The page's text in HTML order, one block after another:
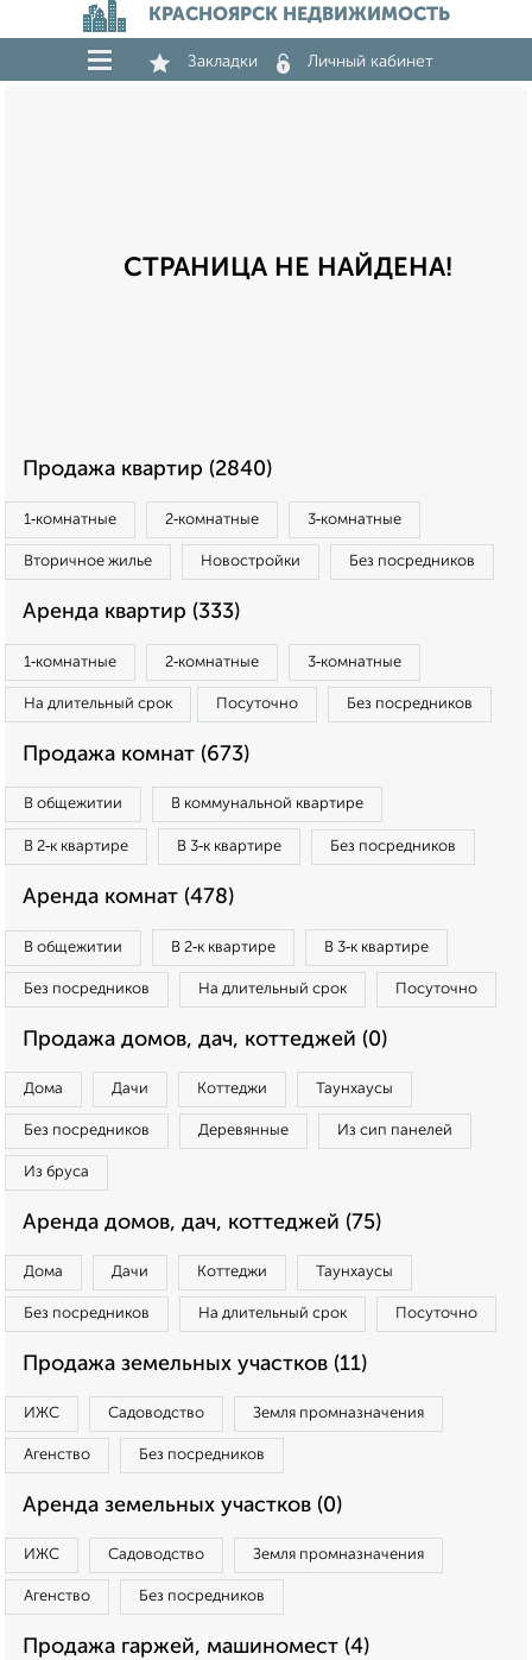
КРАСНОЯРСК НЕДВИЖИМОСТЬ
Закладки Личный кабинет
СТРАНИЦА НЕ НАЙДЕНА!
Продажа квартир (2840)
1‑комнатные 2‑комнатные 3‑комнатные
Вторичное жилье Новостройки Без посредников
Аренда квартир (333)
1‑комнатные 2‑комнатные 3‑комнатные
На длительный срок Посуточно Без посредников
Продажа комнат (673)
В общежитии В коммунальной квартире
В 2‑к квартире В 3‑к квартире Без посредников
Аренда комнат (478)
В общежитии В 2‑к квартире В 3‑к квартире
Без посредников На длительный срок Посуточно
Продажа домов, дач, коттеджей (0)
Дома Дачи Коттеджи Таунхаусы
Без посредников Деревянные Из сип панелей
Из бруса
Аренда домов, дач, коттеджей (75)
Дома Дачи Коттеджи Таунхаусы
Без посредников На длительный срок Посуточно
Продажа земельных участков (11)
ИЖС Садоводство Земля промназначения
Агенство Без посредников
Аренда земельных участков (0)
ИЖС Садоводство Земля промназначения
Агенство Без посредников
Продажа гаржей, машиномест (4)